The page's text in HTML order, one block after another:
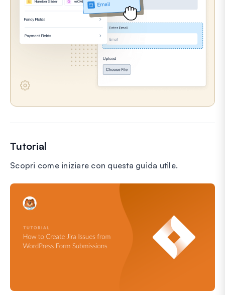
Tutorial
Scopri come iniziare con questa guida utile.